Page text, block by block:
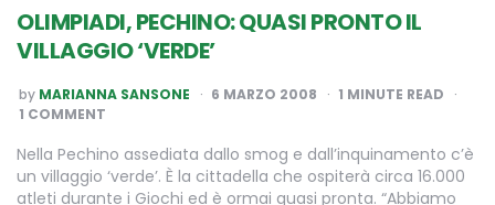
OLIMPIADI, PECHINO: QUASI PRONTO IL
VILLAGGIO ‘VERDE’
POSTED
BY
by MARIANNA SANSONE 6 MARZO 2008 1 MINUTE READ
1 COMMENT
Nella Pechino assediata dallo smog e dall’inquinamento c’è
un villaggio ‘verde’. È la cittadella che ospiterà circa 16.000
atleti durante i Giochi ed è ormai quasi pronta. “Abbiamo